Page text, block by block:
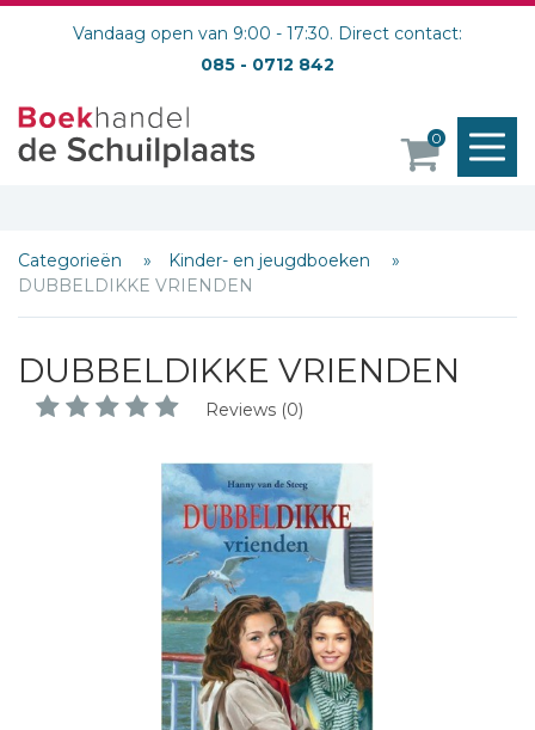
Vandaag open van 9:00 - 17:30. Direct contact:
085 - 0712 842
0
Categorieën
Kinder- en jeugdboeken
DUBBELDIKKE VRIENDEN
DUBBELDIKKE VRIENDEN
Reviews (0)
Schrijf hieronder je review!